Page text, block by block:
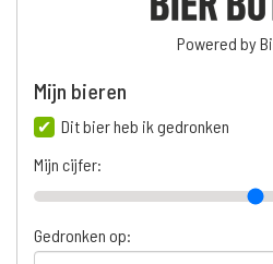
Powered by
Mijn bieren
Dit bier heb ik gedronken
Mijn cijfer:
Gedronken op: